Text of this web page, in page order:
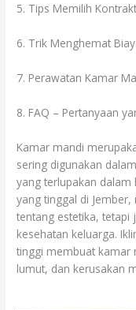
5. Tips Memilih
6. Trik Menghemat
7. Perawatan Kamar
8. FAQ – Pertanyaan
Kamar mandi
sering digunakan
yang terlupakan dalam
yang tinggal di
tentang estetika, tetapi
kesehatan keluarga.
tinggi membuat kamar
lumut, dan kerusakan